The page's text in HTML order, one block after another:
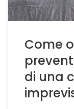
Come
di una